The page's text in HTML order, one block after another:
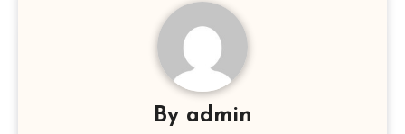
By admin